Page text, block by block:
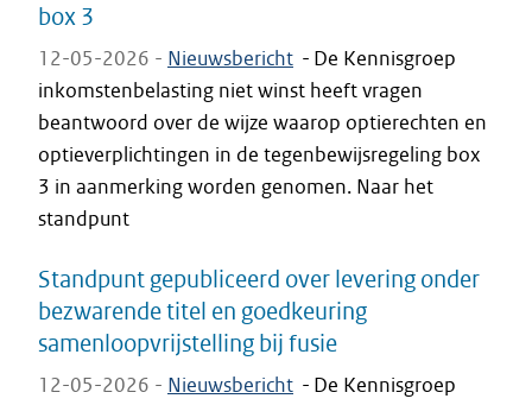
box 3
12-05-2026 - Nieuwsbericht - De Kennisgroep
inkomstenbelasting niet winst heeft vragen
beantwoord over de wijze waarop optierechten en
optieverplichtingen in de tegenbewijsregeling box
3 in aanmerking worden genomen. Naar het
standpunt
Standpunt gepubliceerd over levering onder
bezwarende titel en goedkeuring
samenloopvrijstelling bij fusie
12-05-2026 - Nieuwsbericht - De Kennisgroep